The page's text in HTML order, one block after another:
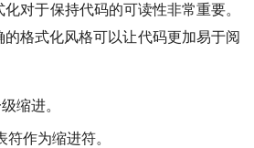
对于保持代码的可读性非常重要。
格式化风格可以让代码更加易于阅
缩进。
作为缩进符。